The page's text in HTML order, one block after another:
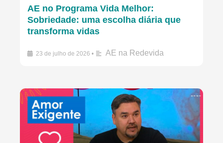
AE no Programa Vida Melhor:
Sobriedade: uma escolha diária que
transforma vidas
23 de julho de 2026 • AE na Redevida